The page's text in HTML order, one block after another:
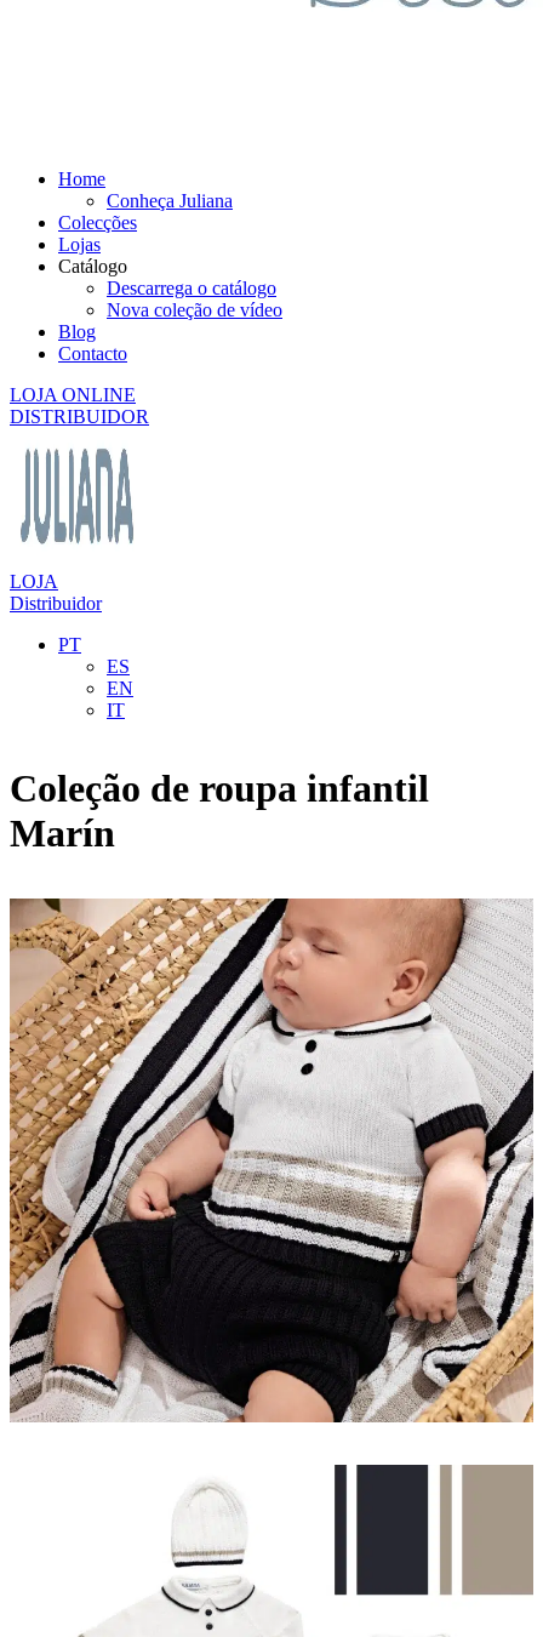
Home
Conheça Juliana
Colecções
Lojas
Catálogo
Descarrega o catálogo
Nova coleção de vídeo
Blog
Contacto
LOJA ONLINE
DISTRIBUIDOR
LOJA
Distribuidor
PT
ES
EN
IT
Coleção de roupa infantil
Marín